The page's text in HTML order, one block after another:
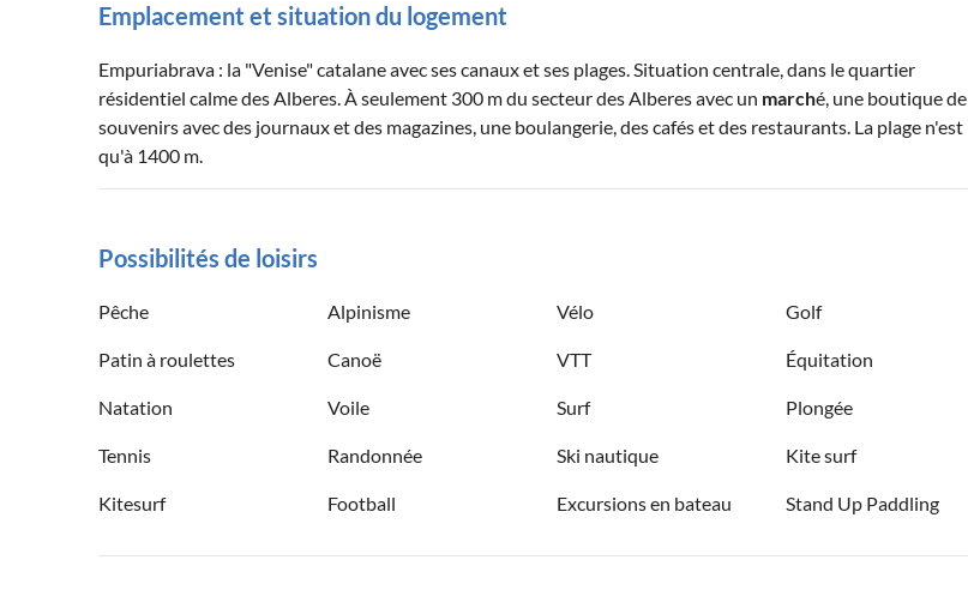
Emplacement et situation du logement
Empuriabrava : la "Venise" catalane avec ses canaux et ses plages. Situation centrale, dans le quartier
résidentiel calme des Alberes. À seulement 300 m du secteur des Alberes avec un marché, une boutique de
souvenirs avec des journaux et des magazines, une boulangerie, des cafés et des restaurants. La plage n'est
qu'à 1400 m.
Possibilités de loisirs
Pêche Alpinisme Vélo Golf
Patin à roulettes Canoë VTT Équitation
Natation Voile Surf Plongée
Tennis Randonnée Ski nautique Kite surf
Kitesurf Football Excursions en bateau Stand Up Paddling